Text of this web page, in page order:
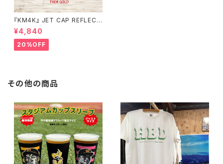
『KM4K』 JET CAP REFLECT
OR カモシカ ジェットキャップ
リフレクター
¥4,840
20%OFF
その他の商品